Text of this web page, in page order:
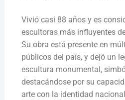
Vivió casi 88 años y es
escultoras más influyentes
Su obra está presente en
públicos del país, y dejó un
escultura monumental,
destacándose por su
arte con la identidad